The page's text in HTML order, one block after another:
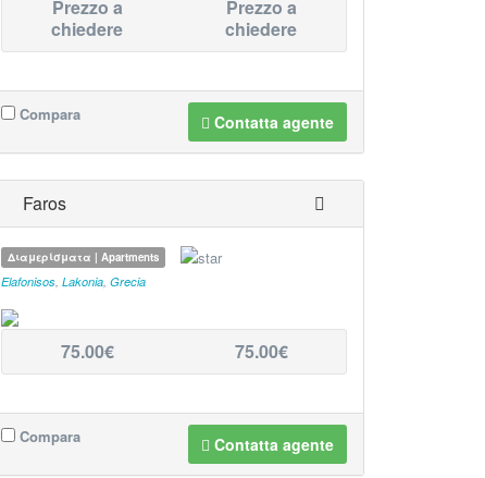
Prezzo a
chiedere
Prezzo a
chiedere
Contatta agente
Compara
Faros
Διαμερίσματα | Apartments
Elafonisos Lakonia Grecia
75.00€ 75.00€
Contatta agente
Compara